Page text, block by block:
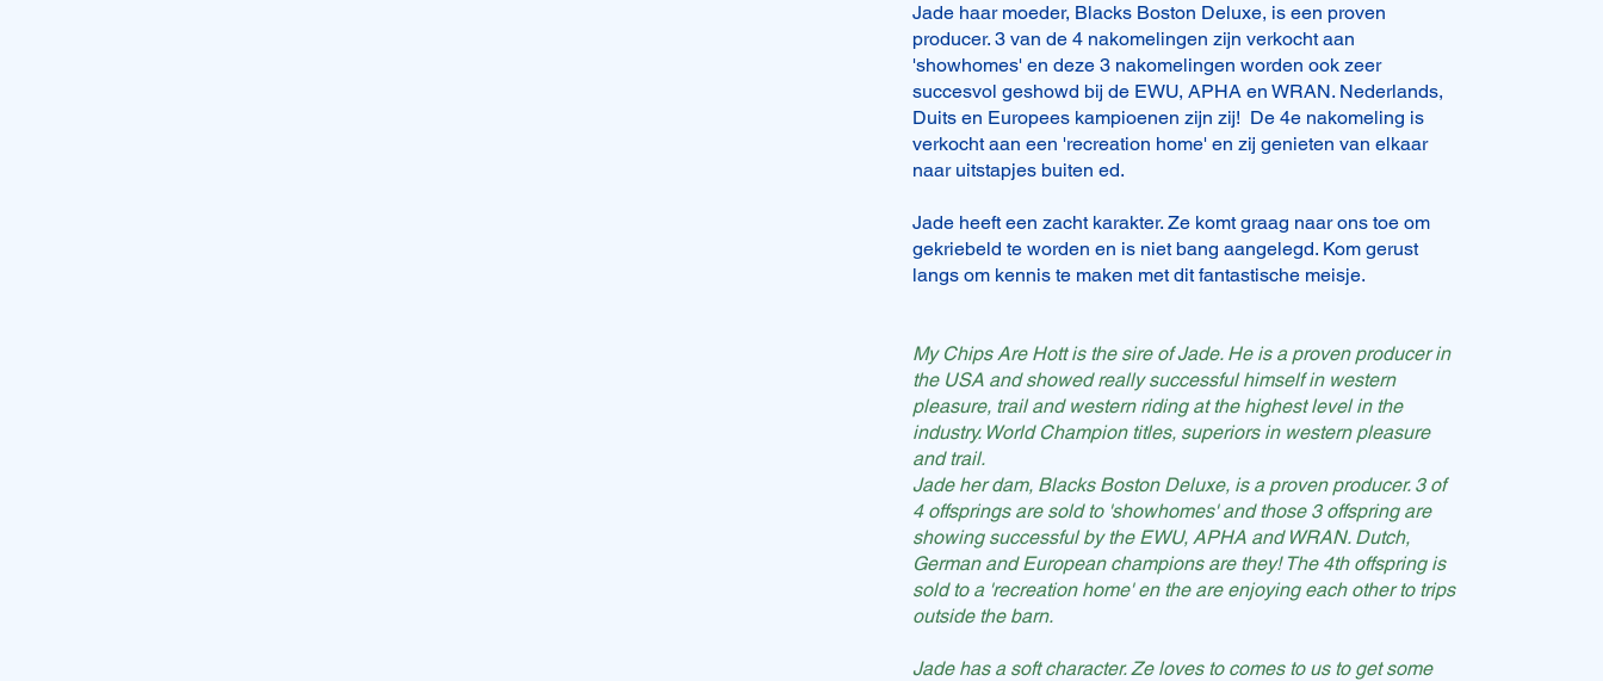
Jade haar moeder, Blacks Boston Deluxe, is een proven
producer. 3 van de 4 nakomelingen zijn verkocht aan
'showhomes' en deze 3 nakomelingen worden ook zeer
succesvol geshowd bij de EWU, APHA en WRAN. Nederlands,
Duits en Europees kampioenen zijn zij! De 4e nakomeling is
verkocht aan een 'recreation home' en zij genieten van elkaar
naar uitstapjes buiten ed.
Jade heeft een zacht karakter. Ze komt graag naar ons toe om
gekriebeld te worden en is niet bang aangelegd. Kom gerust
langs om kennis te maken met dit fantastische meisje.
My Chips Are Hott is the sire of Jade. He is a proven producer in
the USA and showed really successful himself in western
pleasure, trail and western riding at the highest level in the
industry. World Champion titles, superiors in western pleasure
and trail.
Jade her dam, Blacks Boston Deluxe, is a proven producer. 3 of
4 offsprings are sold to 'showhomes' and those 3 offspring are
showing successful by the EWU, APHA and WRAN. Dutch,
German and European champions are they! The 4th offspring is
sold to a 'recreation home' en the are enjoying each other to trips
outside the barn.
Jade has a soft character. Ze loves to comes to us to get some